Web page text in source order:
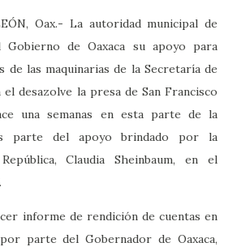
Oax.- La autoridad municipal de
Gobierno de Oaxaca su apoyo para
de las maquinarias de la Secretaría de
desazolve la presa de San Francisco
una semanas en esta parte de la
parte del apoyo brindado por la
Claudia Sheinbaum, en el
informe de rendición de cuentas en
parte del Gobernador de Oaxaca,